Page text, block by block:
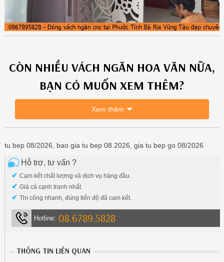
CÒN NHIỀU VÁCH NGĂN HOA VĂN NỮA,
BẠN CÓ MUỐN XEM THÊM?
Xem thêm
tu bep 08/2026, bao gia tu bep 08 2026, gia tu bep go 08/2026
Hỗ trợ, tư vấn ?
✔ Cam kết chất lượng và dịch vụ hàng đầu.
✔ Giá cả cạnh tranh nhất.
✔ Thi công nhanh, đúng tiến độ đã cam kết.
Hotline: 08.6789.5828
THÔNG TIN LIÊN QUAN